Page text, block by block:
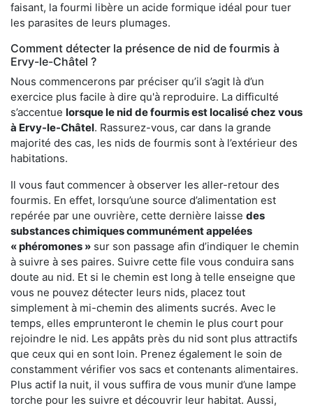
faisant, la fourmi libère un acide formique idéal pour tuer
les parasites de leurs plumages.
Comment détecter la présence de nid de fourmis à
Ervy-le-Châtel ?
Nous commencerons par préciser qu’il s’agit là d’un
exercice plus facile à dire qu'à reproduire. La difficulté
s’accentue lorsque le nid de fourmis est localisé chez vous
à Ervy-le-Châtel. Rassurez-vous, car dans la grande
majorité des cas, les nids de fourmis sont à l’extérieur des
habitations.
Il vous faut commencer à observer les aller-retour des
fourmis. En effet, lorsqu’une source d’alimentation est
repérée par une ouvrière, cette dernière laisse des
substances chimiques communément appelées
« phéromones » sur son passage afin d’indiquer le chemin
à suivre à ses paires. Suivre cette file vous conduira sans
doute au nid. Et si le chemin est long à telle enseigne que
vous ne pouvez détecter leurs nids, placez tout
simplement à mi-chemin des aliments sucrés. Avec le
temps, elles emprunteront le chemin le plus court pour
rejoindre le nid. Les appâts près du nid sont plus attractifs
que ceux qui en sont loin. Prenez également le soin de
constamment vérifier vos sacs et contenants alimentaires.
Plus actif la nuit, il vous suffira de vous munir d’une lampe
torche pour les suivre et découvrir leur habitat. Aussi,